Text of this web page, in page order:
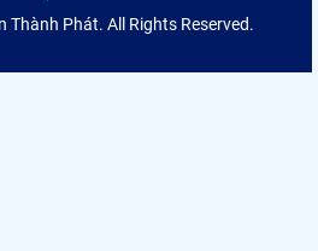
Thành Phát. All Rights Reserved.